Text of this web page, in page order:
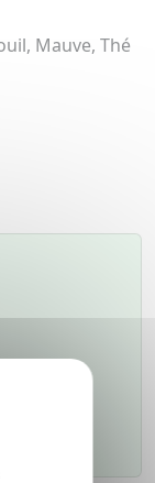
Mauve, Thé